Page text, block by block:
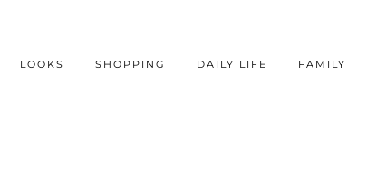
LOOKS SHOPPING DAILY LIFE FAMILY